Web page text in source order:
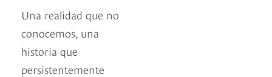
Una realidad que no
conocemos, una
historia que
persistentemente